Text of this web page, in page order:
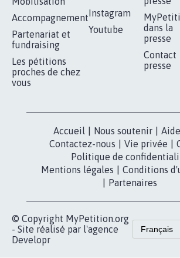
Accompagnement
Partenariat et
fundraising
Les pétitions
proches de chez
vous
Instagram
Youtube
dans la
presse
Contact
presse
Accueil Nous soutenir Aide
Contactez-nous
Vie privée
Politique de
Mentions légales
Conditions
Partenaires
© Copyright MyPetition.org
- Site réalisé par l'agence
Developr